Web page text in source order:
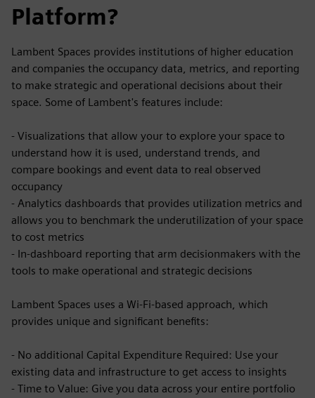
Platform?
Lambent Spaces provides institutions of higher education
and companies the occupancy data, metrics, and reporting
to make strategic and operational decisions about their
space. Some of Lambent's features include:
- Visualizations that allow your to explore your space to
understand how it is used, understand trends, and
compare bookings and event data to real observed
occupancy
- Analytics dashboards that provides utilization metrics and
allows you to benchmark the underutilization of your space
to cost metrics
- In-dashboard reporting that arm decisionmakers with the
tools to make operational and strategic decisions
Lambent Spaces uses a Wi-Fi-based approach, which
provides unique and significant benefits:
- No additional Capital Expenditure Required: Use your
existing data and infrastructure to get access to insights
- Time to Value: Give you data across your entire portfolio